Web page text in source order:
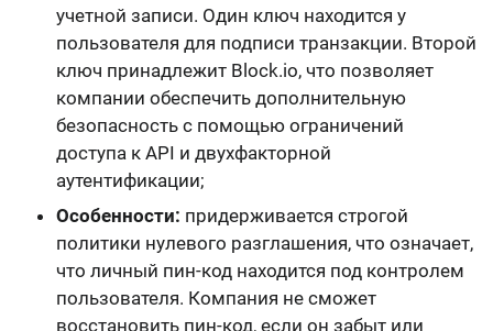
учетной записи. Один ключ находится у
пользователя для подписи транзакции. Второй
ключ принадлежит Block.io, что позволяет
компании обеспечить дополнительную
безопасность с помощью ограничений
доступа к API и двухфакторной
аутентификации;
Особенности: придерживается строгой
политики нулевого разглашения, что означает,
что личный пин-код находится под контролем
пользователя. Компания не сможет
восстановить пин-код, если он забыт или